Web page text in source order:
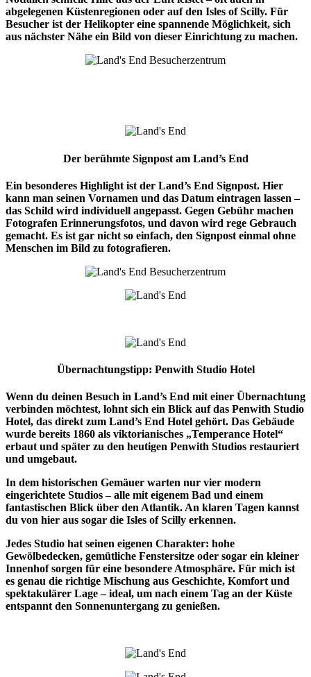
abgelegenen Küstenregionen oder auf den Isles of Scilly. Für
Besucher ist der Helikopter eine spannende Möglichkeit, sich
aus nächster Nähe ein Bild von dieser Einrichtung zu machen.
Der berühmte Signpost am Land’s End
Ein besonderes Highlight ist der Land’s End Signpost. Hier
kann man seinen Vornamen und das Datum eintragen lassen –
das Schild wird individuell angepasst. Gegen Gebühr machen
Fotografen Erinnerungsfotos, und davon wird rege Gebrauch
gemacht. Es ist gar nicht so einfach, den Signpost einmal ohne
Menschen im Bild zu fotografieren.
Übernachtungstipp: Penwith Studio Hotel
Wenn du deinen Besuch in Land’s End mit einer Übernachtung
verbinden möchtest, lohnt sich ein Blick auf das Penwith Studio
Hotel, das direkt zum Land’s End Hotel gehört. Das Gebäude
wurde bereits 1860 als viktorianisches „Temperance Hotel“
erbaut und später zu den heutigen Penwith Studios restauriert
und umgebaut.
In dem historischen Gemäuer warten nur vier modern
eingerichtete Studios – alle mit eigenem Bad und einem
fantastischen Blick über den Atlantik. An klaren Tagen kannst
du von hier aus sogar die Isles of Scilly erkennen.
Jedes Studio hat seinen eigenen Charakter: hohe
Gewölbedecken, gemütliche Fenstersitze oder sogar ein kleiner
Innenhof sorgen für eine besondere Atmosphäre. Für mich ist
es genau die richtige Mischung aus Geschichte, Komfort und
spektakulärer Lage – ideal, um nach einem Tag an der Küste
entspannt den Sonnenuntergang zu genießen.